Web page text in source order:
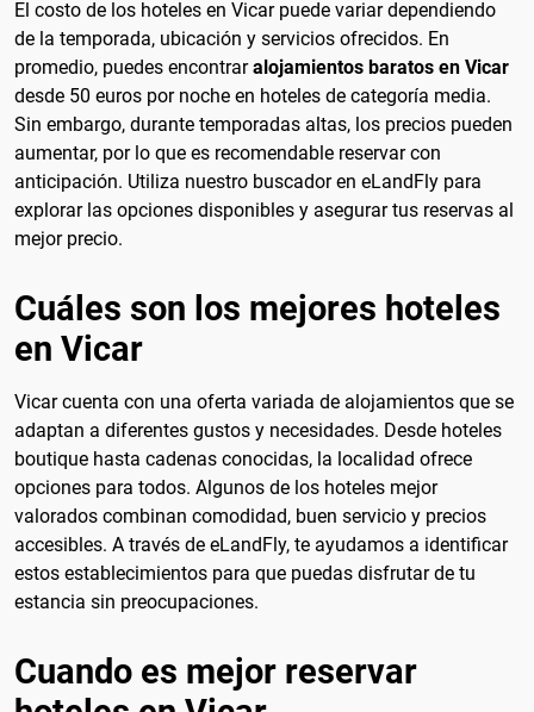
El costo de los hoteles en Vicar puede variar dependiendo
de la temporada, ubicación y servicios ofrecidos. En
promedio, puedes encontraralojamientos baratos en Vicar
desde 50 euros por noche en hoteles de categoría media.
Sin embargo, durante temporadas altas, los precios pueden
aumentar, por lo que es recomendable reservar con
anticipación. Utiliza nuestro buscador en eLandFly para
explorar las opciones disponibles y asegurar tus reservas al
mejor precio.
Cuáles son los mejores hoteles
en Vicar
Vicar cuenta con una oferta variada de alojamientos que se
adaptan a diferentes gustos y necesidades. Desde hoteles
boutique hasta cadenas conocidas, la localidad ofrece
opciones para todos. Algunos de los hoteles mejor
valorados combinan comodidad, buen servicio y precios
accesibles. A través de eLandFly, te ayudamos a identificar
estos establecimientos para que puedas disfrutar de tu
estancia sin preocupaciones.
Cuando es mejor reservar